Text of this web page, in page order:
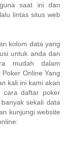
saat ini dan
lintas situs web
kolom data yang
untuk anda dan
mudah dalam
Online Yang
kali ini kami akan
cara daftar poker
sekali data
kunjungi website